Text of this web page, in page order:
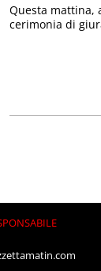
Questa mattina,
cerimonia di